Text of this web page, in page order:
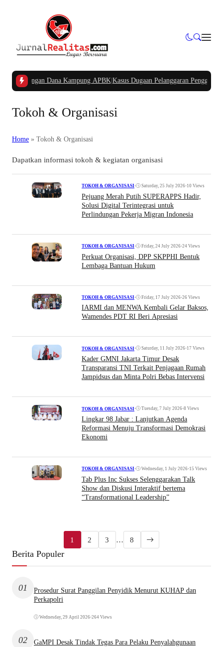
Potongan Dana Kampung APBK|Kasus Dugaan Pelanggaran Penggunaan
Tokoh & Organisasi
Home » Tokoh & Organisasi
Dapatkan informasi tokoh & kegiatan organisasi
TOKOH & ORGANISASI • Saturday, 25 July 2026•10 Views
Pejuang Merah Putih SUPERAPPS Hadir,
Solusi Digital Terintegrasi untuk
Perlindungan Pekerja Migran Indonesia
TOKOH & ORGANISASI • Friday, 24 July 2026•24 Views
Perkuat Organisasi, DPP SKPPHI Bentuk
Lembaga Bantuan Hukum
TOKOH & ORGANISASI • Friday, 17 July 2026•26 Views
IARMI dan MENWA Kembali Gelar Baksos,
Wamendes PDT RI Beri Apresiasi
TOKOH & ORGANISASI • Saturday, 11 July 2026•17 Views
Kader GMNI Jakarta Timur Desak
Transparansi TNI Terkait Penjagaan Rumah
Jampidsus dan Minta Polri Bebas Intervensi
TOKOH & ORGANISASI • Tuesday, 7 July 2026•8 Views
Lingkar 98 Jabar : Lanjutkan Agenda
Reformasi Menuju Transformasi Demokrasi
Ekonomi
TOKOH & ORGANISASI • Wednesday, 1 July 2026•15 Views
Tab Plus Inc Sukses Selenggarakan Talk
Show dan Diskusi Interaktif bertema
“Transformational Leadership”
1 2 3 … 8
Berita Populer
01
Prosedur Surat Panggilan Penyidik Menurut KUHAP dan
Perkapolri
Wednesday, 29 April 2026•264 Views
02
GaMPI Desak Tindak Tegas Para Pelaku Penyalahgunaan